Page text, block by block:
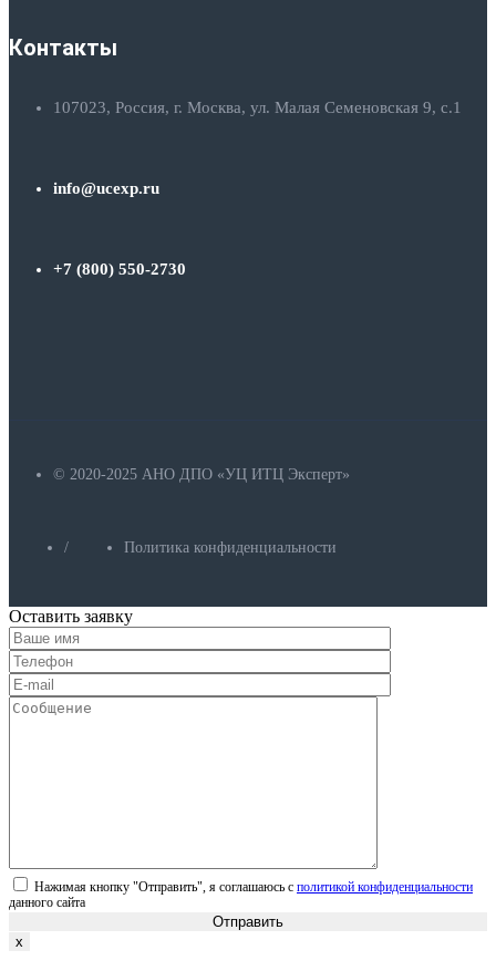
Контакты
107023, Россия, г. Москва, ул. Малая Семеновская 9, с.1
info@ucexp.ru
+7 (800) 550-2730
© 2020-2025 АНО ДПО «УЦ ИТЦ Эксперт»
/ Политика конфиденциальности
Оставить заявку
Нажимая кнопку "Отправить", я соглашаюсь с политикой конфиденциальности
данного сайта
Отправить
x